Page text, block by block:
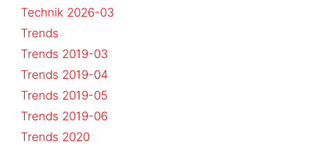
Technik 2026-03
Trends
Trends 2019-03
Trends 2019-04
Trends 2019-05
Trends 2019-06
Trends 2020